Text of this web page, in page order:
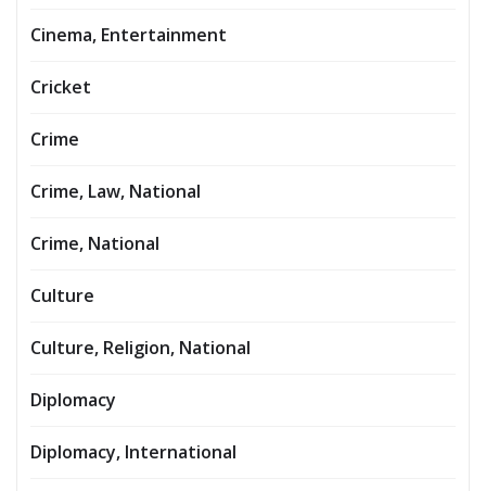
Cinema, Entertainment
Cricket
Crime
Crime, Law, National
Crime, National
Culture
Culture, Religion, National
Diplomacy
Diplomacy, International